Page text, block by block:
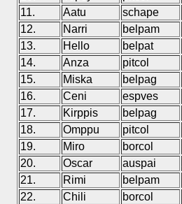
11.
Aatu schape
12.
Narri belpam
13.
Hello belpat
14.
Anza pitcol
15.
Miska belpag
16.
Ceni espves
17.
Kirppis belpag
18.
Omppu pitcol
19.
Miro borcol
20.
Oscar auspai
21.
Rimi belpam
22.
Chili borcol